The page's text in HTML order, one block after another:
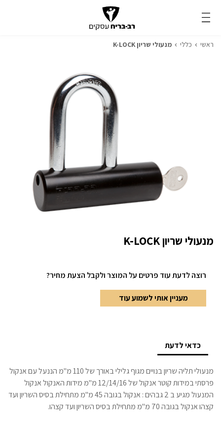
ראשי כללי מנעולי שריון K-LOCK
מנעולי שריון K-LOCK
רוצה לדעת עוד פרטים על המוצר ולקבל הצעת מחיר?
מעניין אותי לשמוע עוד
כדאי לדעת
מנעולי תליה שריון בנויים מגוף גלילי באורך של 110 מ"מ הננעל עם אנקול
פרסתי במידות קוטר אנקול של 12/14/16 מ"מ מידות האנקול אנקול
המנעול מגיע ב 2 גבהים : אנקול בגובה 45 מ"מ מתחילת בסיס השריון ועד
קצהו אנקול בגובה 70 מ"מ מתחילת בסיס השריון ועד קצהו.